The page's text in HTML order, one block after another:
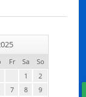
Fr Sa
So
1
2
7 8
9